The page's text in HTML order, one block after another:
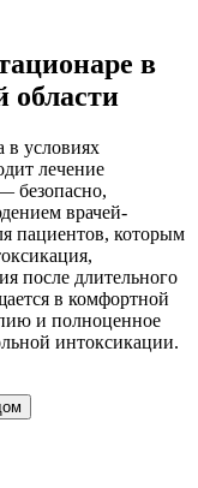
в
области
в условиях
лечение
безопасно,
врачей-
пациентов, которым
после длительного
в комфортной
и полноценное
интоксикации.